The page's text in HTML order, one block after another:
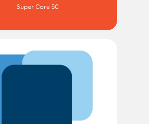
Super Core 50